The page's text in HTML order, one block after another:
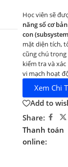
Học viên sẽ
năng số cơ
con
mặt diện tích,
cũng chú
kiểm tra và
vi mạch hoạt
Xem Chi
Add to
Share:
Thanh toán
online: